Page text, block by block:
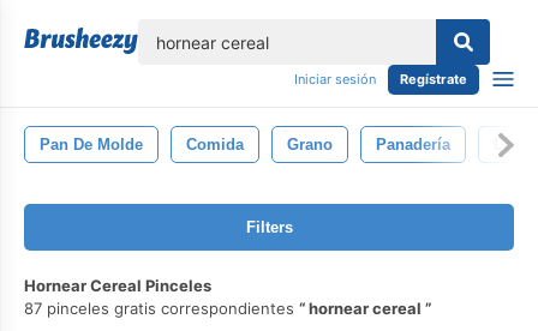
Iniciar sesión Regístrate
Pan De Molde Comida Grano Panadería
Filters
Hornear Cereal Pinceles
87 pinceles gratis correspondientes
hornear cereal